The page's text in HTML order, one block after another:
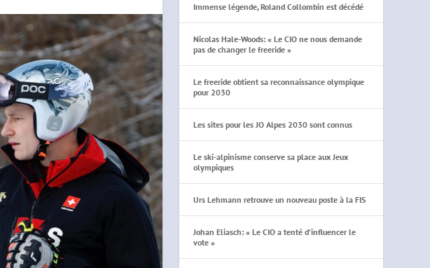
Immense légende, Roland Collombin est décédé
Nicolas Hale-Woods: « Le CIO ne nous demande
pas de changer le freeride »
Le freeride obtient sa reconnaissance olympique
pour 2030
Les sites pour les JO Alpes 2030 sont connus
Le ski-alpinisme conserve sa place aux Jeux
olympiques
Urs Lehmann retrouve un nouveau poste à la FIS
Johan Eliasch: « Le CIO a tenté d’influencer le
vote »